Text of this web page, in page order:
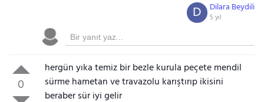
Dilara Beydili
5 yıl
D
0
hergün yıka temiz bir bezle kurula peçete mendil
sürme hametan ve travazolu karıştırıp ikisini
beraber sür iyi gelir